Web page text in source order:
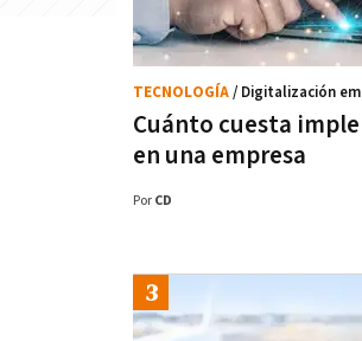
Cuánto cuesta
en una empresa
TECNOLOGÍA/ Digitalización
Por CD